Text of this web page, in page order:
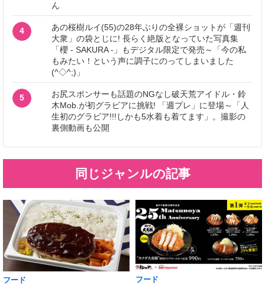
ん
4
あの桜樹ルイ(55)の28年ぶりの全裸ショットが「週刊
大衆」の袋とじに! 長らく絶版となっていた写真集
「櫻 - SAKURA -」もデジタル限定で発売～「今の私
もみたい！という声に調子にのってしまいました
(^◇^;)」
5
お尻スポンサーも話題のNGなし破天荒アイドル・鈴
木Mob.が初グラビアに挑戦! 「週プレ」に登場～「人
生初のグラビア!!!しかも5水着も着てます」。撮影の
裏側動画も公開
同じジャンルの記事
フード フード